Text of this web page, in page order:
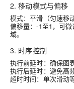
2. 移动模式与偏移
模式：平滑（匀速移
偏移量：-1至1，可
域。
3. 时序控制
执行前延时：确保图
执行后延时：避免高
超时时间：单次滑动